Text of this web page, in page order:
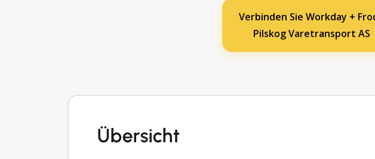
Verbinden Sie Workday +
Pilskog Varetransport AS
Übersicht